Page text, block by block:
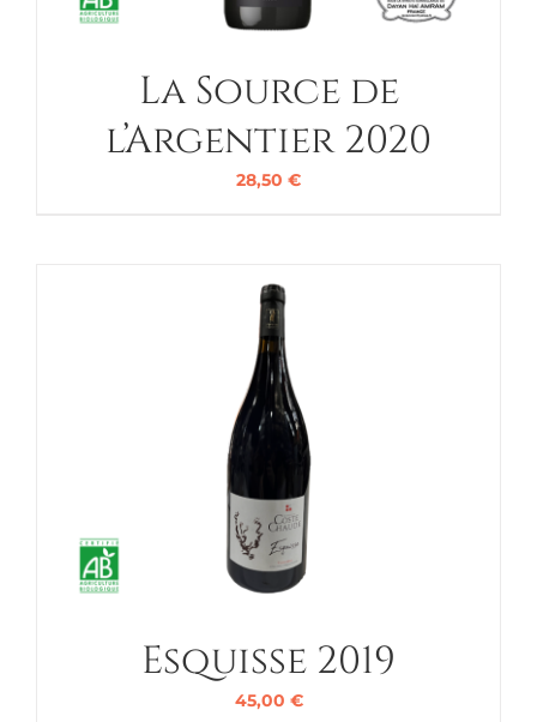
La Source de
l’Argentier 2020
28,50 €
Esquisse 2019
45,00 €